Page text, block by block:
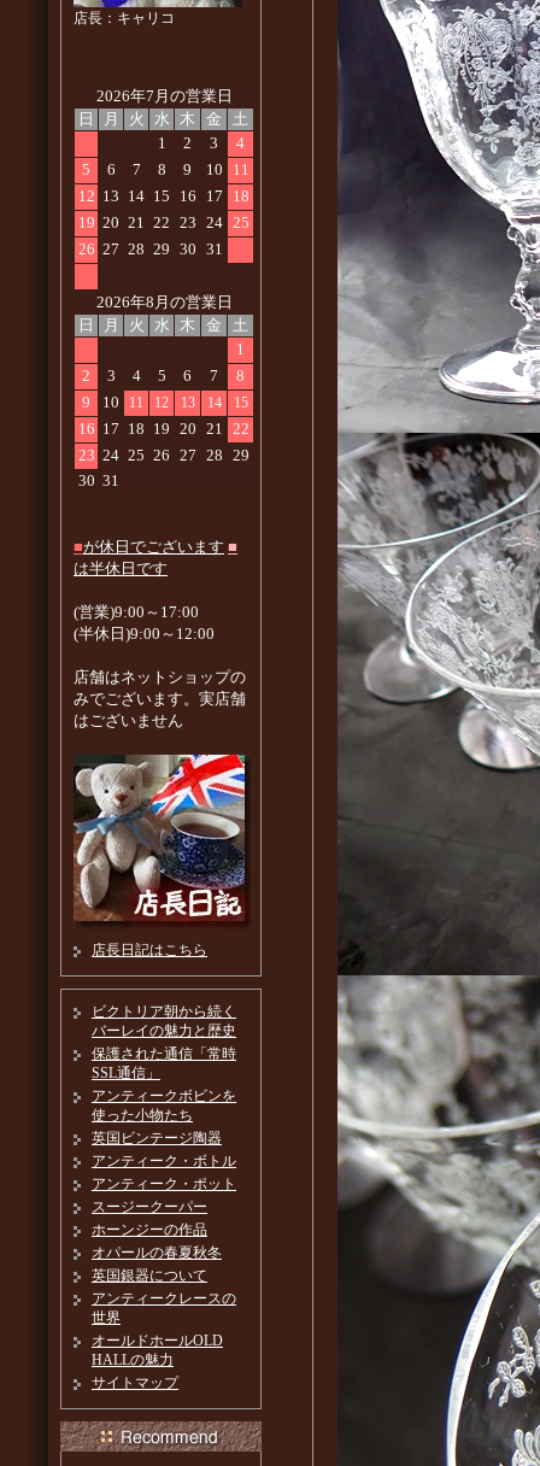
店長：キャリコ
2026年7月の営業日
日
月 火 水 木 金
土
1
2 3
4
5
6 7 8 9 10
11
12 13 14 15 16 17
18
19 20 21 22 23 24 25
26 27 28 29 30 31
2026年8月の営業日
日
月 火 水 木 金
土
1
2
3 4 5 6 7
8
9
10 11 12 13 14 15
16 17 18 19 20 21 22
23 24 25 26 27 28 29
30 31
■が休日でございます ■
は半休日です
(営業)9:00～17:00
(半休日)9:00～12:00
店舗はネットショップの
みでございます。実店舗
はございません
店長日記はこちら
ビクトリア朝から続く
バーレイの魅力と歴史
保護された通信「常時
SSL通信」
アンティークボビンを
使った小物たち
英国ビンテージ陶器
アンティーク・ボトル
アンティーク・ポット
スージークーパー
ホーンジーの作品
オパールの春夏秋冬
英国銀器について
アンティークレースの
世界
オールドホールOLD
HALLの魅力
サイトマップ